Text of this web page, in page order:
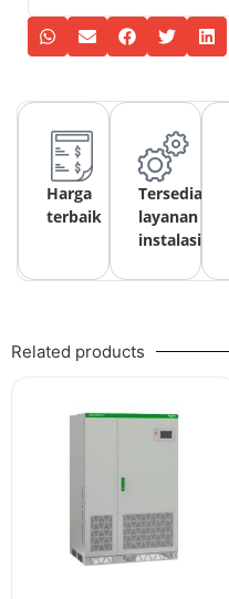
Harga
terbaik
Tersedia
layanan
instalasi
Related products